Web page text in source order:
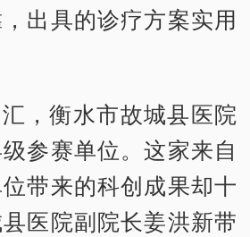
出具的诊疗方案实用
，衡水市故城县医院
参赛单位。这家来自
带来的科创成果却十
医院副院长姜洪新带